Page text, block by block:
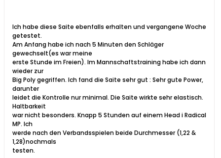
Ich habe diese Saite ebenfalls erhalten und vergangene Woche
getestet.
Am Anfang habe ich nach 5 Minuten den Schläger
gewechselt(es war meine
erste Stunde im Freien). Im Mannschaftstraining habe ich dann
wieder zur
Big Poly gegriffen. Ich fand die Saite sehr gut : Sehr gute Power,
darunter
leidet die Kontrolle nur minimal. Die Saite wirkte sehr elastisch.
Haltbarkeit
war nicht besonders. Knapp 5 Stunden auf einem Head i Radical
MP. Ich
werde nach den Verbandsspielen beide Durchmesser (1,22 &
1,28)nochmals
testen.